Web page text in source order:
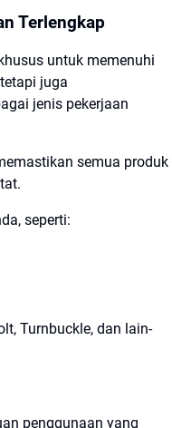
Terlengkap
untuk memenuhi
juga
jenis pekerjaan
semua produk
seperti:
Turnbuckle, dan lain-
penggunaan yang